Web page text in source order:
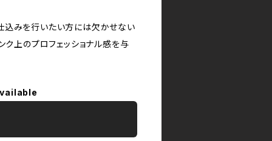
込みを行いたい方には欠かせない
ク上のプロフェッショナル感を与